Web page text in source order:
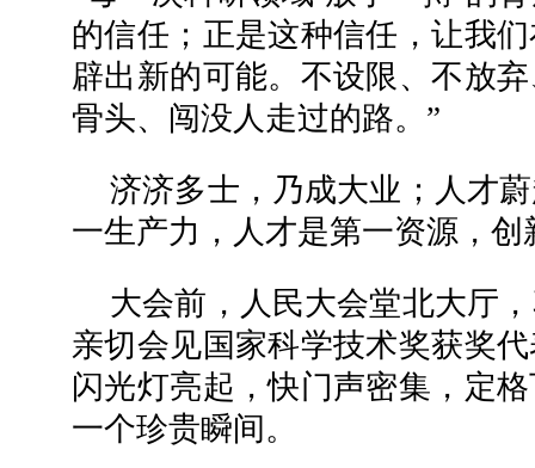
的信任；正是这种信任，让我
辟出新的可能。不设限、不放
骨头、闯没人走过的路。”
济济多士，乃成大业；人才
一生产力，人才是第一资源，
大会前，人民大会堂北大厅
亲切会见国家科学技术奖获奖
闪光灯亮起，快门声密集，定
一个珍贵瞬间。